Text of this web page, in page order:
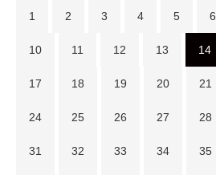
1 2 3 4 5 6
10 11 12 13 14
17 18 19 20 21
24 25 26 27 28
31 32 33 34 35